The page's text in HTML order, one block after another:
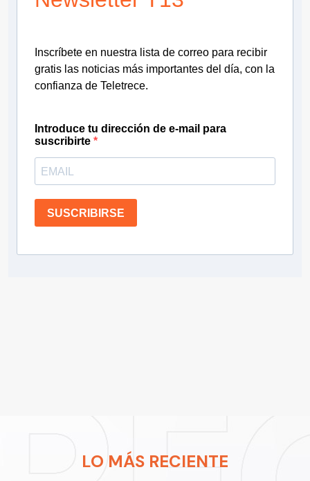
Inscríbete en nuestra lista de correo para recibir
gratis las noticias más importantes del día, con la
confianza de Teletrece.
Introduce tu dirección de e-mail para
suscribirte
SUSCRIBIRSE
LO MÁS RECIENTE